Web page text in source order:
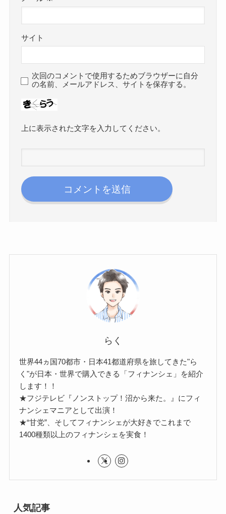
サイト
次回のコメントで使用するためブラウザーに自分
の名前、メールアドレス、サイトを保存する。
上に表示された文字を入力してください。
らく
世界44ヵ国70都市・日本41都道府県を旅してきた"ら
く"が日本・世界で購入できる「フィナンシェ」を紹介
します！！
★フジテレビ『ノンストップ！沼から来た。』にフィ
ナンシェマニアとして出演！
★“甘党”、そしてフィナンシェが大好きでこれまで
1400種類以上のフィナンシェを実食！
人気記事